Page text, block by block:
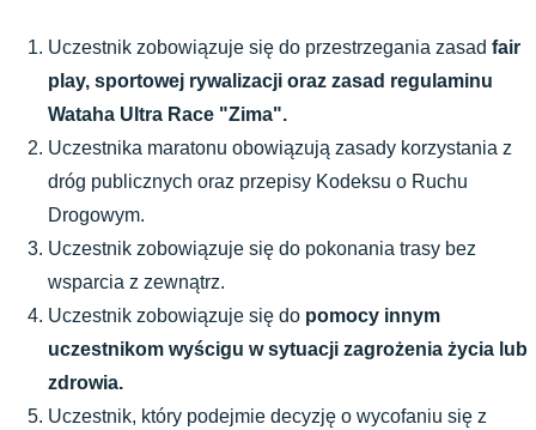
Uczestnik zobowiązuje się do przestrzegania zasad fair
play, sportowej rywalizacji oraz zasad regulaminu
Wataha Ultra Race "Zima".
Uczestnika maratonu obowiązują zasady korzystania z
dróg publicznych oraz przepisy Kodeksu o Ruchu
Drogowym.
Uczestnik zobowiązuje się do pokonania trasy bez
wsparcia z zewnątrz.
Uczestnik zobowiązuje się do pomocy innym
uczestnikom wyścigu w sytuacji zagrożenia życia lub
zdrowia.
Uczestnik, który podejmie decyzję o wycofaniu się z